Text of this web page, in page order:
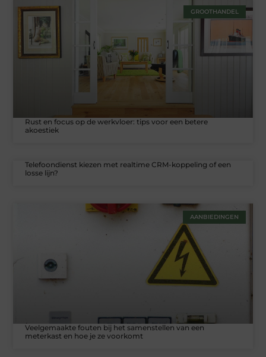
GROOTHANDEL
Rust en focus op de werkvloer: tips voor een betere
akoestiek
Telefoondienst kiezen met realtime CRM-koppeling of een
losse lijn?
AANBIEDINGEN
Veelgemaakte fouten bij het samenstellen van een
meterkast en hoe je ze voorkomt